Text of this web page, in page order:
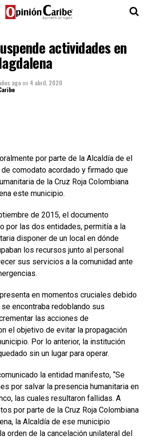
actividades en
agoon 4 abril, 2020
por parte de la Alcaldía de el
comodato acordado y firmado que
de la Cruz Roja Colombiana
este municipio.
de 2015, el documento
por las dos entidades, permitía a la
disponer de un local en dónde
los recursos junto al personal
sus servicios a la comunidad ante
en momentos cruciales debido
se encontraba redoblando sus
las acciones de
el objetivo de evitar la propagación
Por lo anterior, la institución
sin un lugar para operar.
la entidad manifesto, “Se
por salvar la presencia humanitaria en
las cuales resultaron fallidas. A
por parte de la Cruz Roja Colombiana
la Alcaldía de ese municipio
orden de la cancelación unilateral del